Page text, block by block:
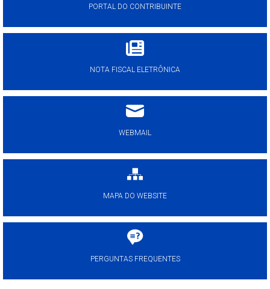
PORTAL DO CONTRIBUINTE
NOTA FISCAL ELETRÔNICA
WEBMAIL
MAPA DO WEBSITE
PERGUNTAS FREQUENTES